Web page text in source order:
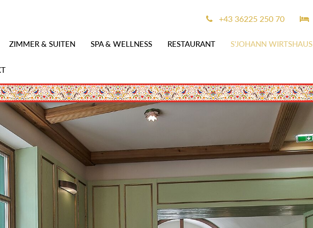
ZIMMER & SUITEN SPA & WELLNESS RESTAURANT S'JOHANN WIRTSHAUS
+43 36225 250 70